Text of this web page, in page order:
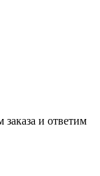
и ответим